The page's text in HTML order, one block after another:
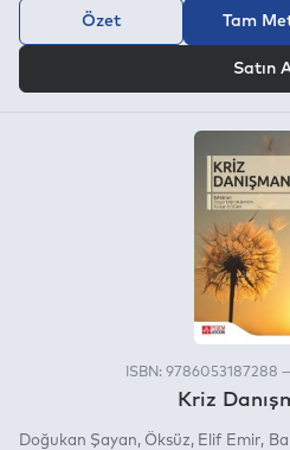
Özet Tam
Satın
ISBN: 9786053187288
Kriz
Doğukan Şayan Öksüz Elif Emir